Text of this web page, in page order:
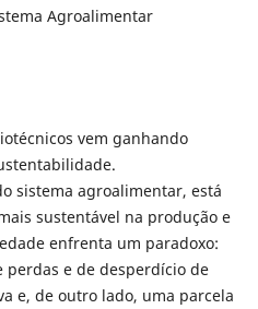
Agroalimentar
vem ganhando
sistema agroalimentar, está
sustentável na produção e
enfrenta um paradoxo:
e de desperdício de
e, de outro lado, uma parcela